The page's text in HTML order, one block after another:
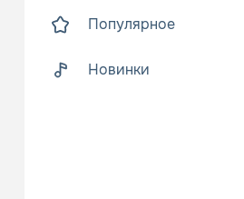
Популярное
Новинки